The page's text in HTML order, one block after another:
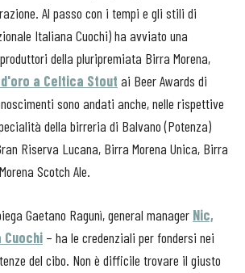
Al passo con i tempi e gli stili di
Italiana Cuochi) ha avviato una
della pluripremiata Birra Morena,
a Celtica Stout ai Beer Awards di
sono andati anche, nelle rispettive
della birreria di Balvano (Potenza)
Riserva Lucana, Birra Morena Unica, Birra
Scotch Ale.
Gaetano Ragunì, general manager Nic,
Cuochi – ha le credenziali per fondersi nei
del cibo. Non è difficile trovare il giusto